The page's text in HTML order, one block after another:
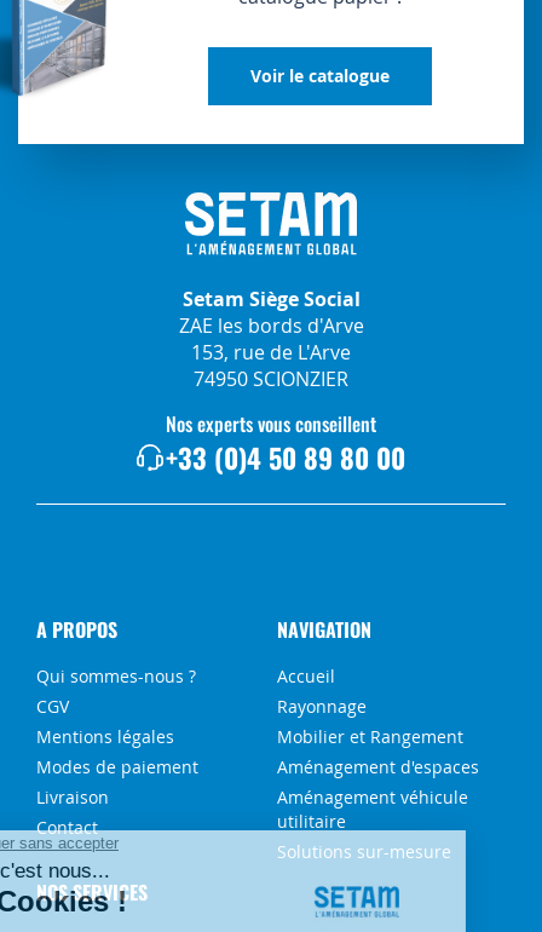
Voir le catalogue
Setam Siège Social
ZAE les bords d'Arve
153, rue de L'Arve
74950 SCIONZIER
Nos experts vous conseillent
+33 (0)4 50 89 80 00
A PROPOS
Qui sommes-nous ?
CGV
Mentions légales
Modes de paiement
Livraison
Contact
NAVIGATION
Accueil
Rayonnage
Mobilier et Rangement
Aménagement d'espaces
Aménagement véhicule
utilitaire
Solutions sur-mesure
NOS SERVICES